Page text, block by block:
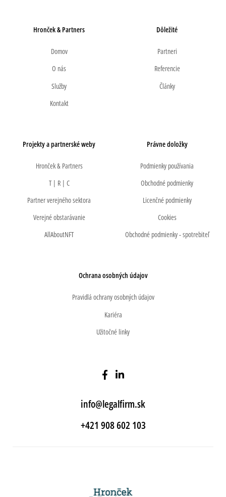
Hronček & Partners
Domov
O nás
Služby
Kontakt
Dôležité
Partneri
Referencie
Články
Projekty a partnerské weby
Hronček & Partners
T | R | C
Partner verejného sektora
Verejné obstarávanie
AllAboutNFT
Právne doložky
Podmienky používania
Obchodné podmienky
Licenčné podmienky
Cookies
Obchodné podmienky - spotrebiteľ
Ochrana osobných údajov
Pravidlá ochrany osobných údajov
Kariéra
Užitočné linky
info@legalfirm.sk
+421 908 602 103